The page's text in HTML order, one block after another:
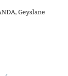
Geyslane